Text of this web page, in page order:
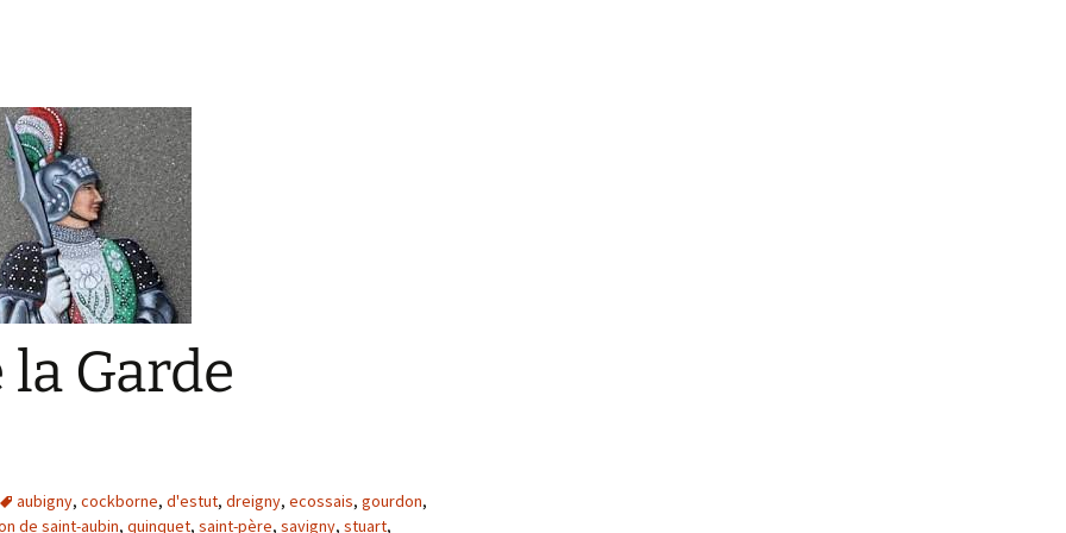
Garde
aubigny, cockborne, d'estut, dreigny, ecossais, gourdon,
de saint-aubin, quinquet, saint-père, savigny, stuart,